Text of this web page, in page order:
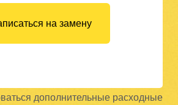
на замену
дополнительные расходные